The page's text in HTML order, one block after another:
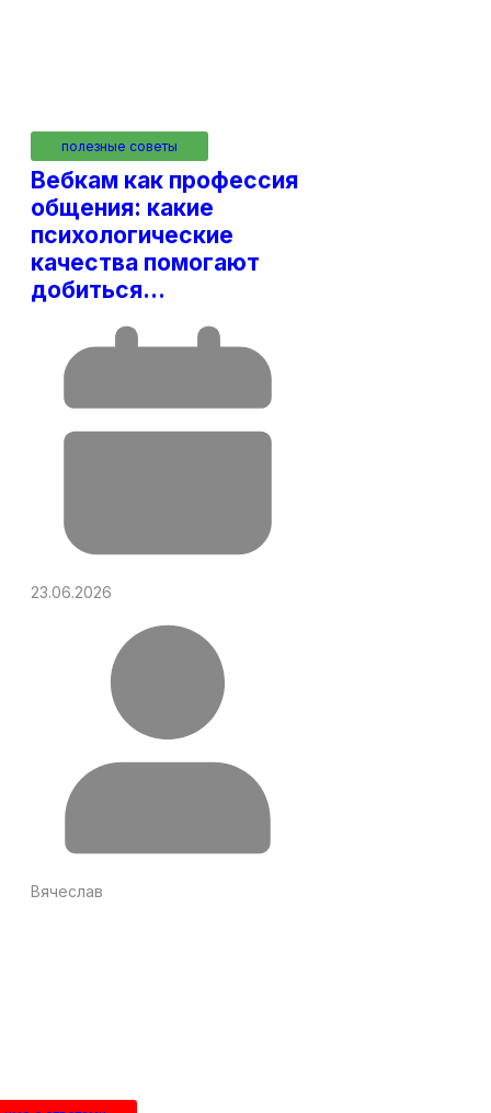
полезные советы
Вебкам как профессия
общения: какие
психологические
качества помогают
добиться…
23.06.2026
Вячеслав